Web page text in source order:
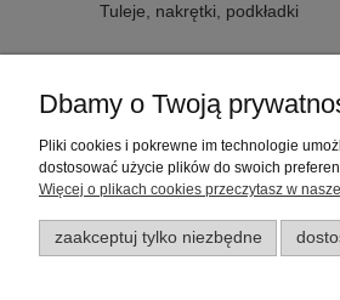
Tuleje, nakrętki, podkładki
Regulaminy
Zwroty i reklamacje
Dbamy o Twoją
Pliki cookies i pokrewne im technologie
dostosować użycie plików do swoich
Więcej o plikach cookies przeczytasz w
zaakceptuj tylko niezbędne